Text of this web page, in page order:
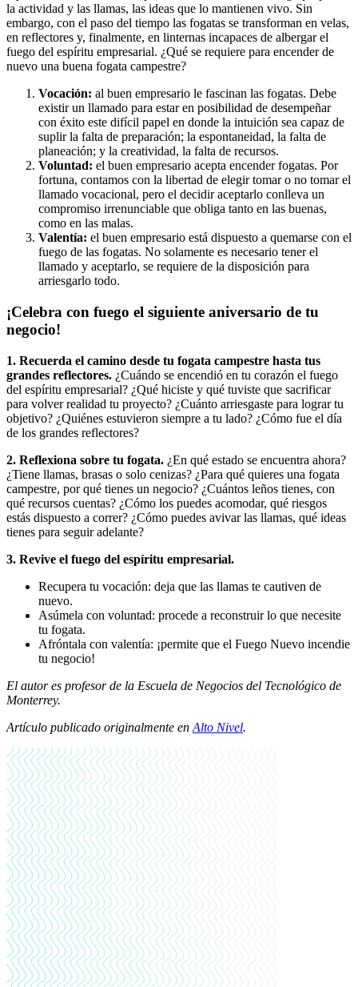
la actividad y las llamas, las ideas que lo mantienen vivo. Sin
embargo, con el paso del tiempo las fogatas se transforman en velas,
en reflectores y, finalmente, en linternas incapaces de albergar el
fuego del espíritu empresarial. ¿Qué se requiere para encender de
nuevo una buena fogata campestre?
Vocación: al buen empresario le fascinan las fogatas. Debe
existir un llamado para estar en posibilidad de desempeñar
con éxito este difícil papel en donde la intuición sea capaz de
suplir la falta de preparación; la espontaneidad, la falta de
planeación; y la creatividad, la falta de recursos.
Voluntad: el buen empresario acepta encender fogatas. Por
fortuna, contamos con la libertad de elegir tomar o no tomar el
llamado vocacional, pero el decidir aceptarlo conlleva un
compromiso irrenunciable que obliga tanto en las buenas,
como en las malas.
Valentía: el buen empresario está dispuesto a quemarse con el
fuego de las fogatas. No solamente es necesario tener el
llamado y aceptarlo, se requiere de la disposición para
arriesgarlo todo.
¡Celebra con fuego el siguiente aniversario de tu
negocio!
1. Recuerda el camino desde tu fogata campestre hasta tus
grandes reflectores. ¿Cuándo se encendió en tu corazón el fuego
del espíritu empresarial? ¿Qué hiciste y qué tuviste que sacrificar
para volver realidad tu proyecto? ¿Cuánto arriesgaste para lograr tu
objetivo? ¿Quiénes estuvieron siempre a tu lado? ¿Cómo fue el día
de los grandes reflectores?
2. Reflexiona sobre tu fogata. ¿En qué estado se encuentra ahora?
¿Tiene llamas, brasas o solo cenizas? ¿Para qué quieres una fogata
campestre, por qué tienes un negocio? ¿Cuántos leños tienes, con
qué recursos cuentas? ¿Cómo los puedes acomodar, qué riesgos
estás dispuesto a correr? ¿Cómo puedes avivar las llamas, qué ideas
tienes para seguir adelante?
3. Revive el fuego del espíritu empresarial.
Recupera tu vocación: deja que las llamas te cautiven de
nuevo.
Asúmela con voluntad: procede a reconstruir lo que necesite
tu fogata.
Afróntala con valentía: ¡permite que el Fuego Nuevo incendie
tu negocio!
El autor es profesor de la Escuela de Negocios del Tecnológico de
Monterrey.
Artículo publicado originalmente en Alto Nivel.